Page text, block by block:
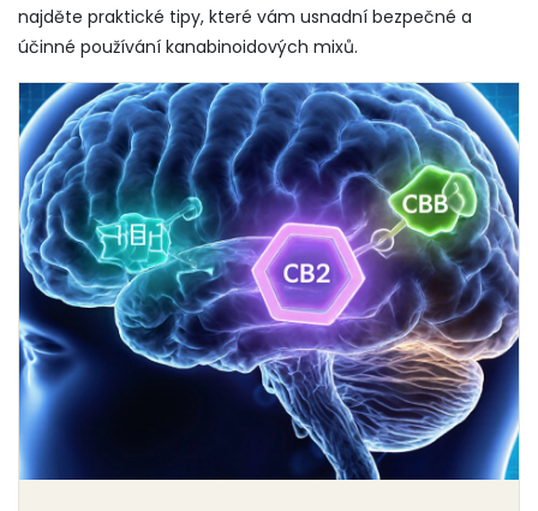
najděte praktické tipy, které vám usnadní bezpečné a
účinné používání kanabinoidových mixů.